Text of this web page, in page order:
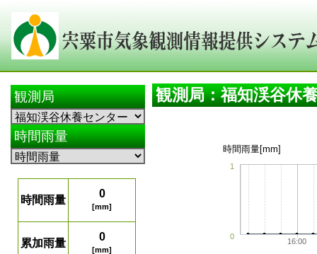
観測局
時間雨量
時間雨量
0
[mm]
累加雨量
0
[mm]
観測局：福知渓谷休
時間雨量[mm]
16:00
0
1